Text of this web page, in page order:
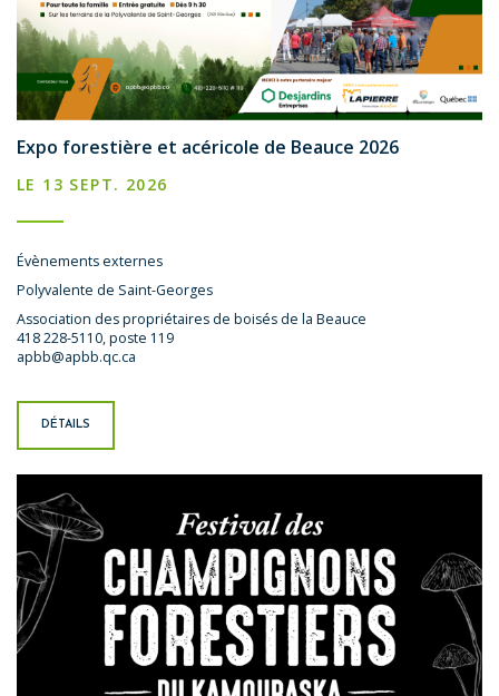
Expo forestière et acéricole de Beauce 2026
LE 13 SEPT. 2026
Évènements externes
Polyvalente de Saint-Georges
Association des propriétaires de boisés de la Beauce
418 228-5110, poste 119
apbb@apbb.qc.ca
DÉTAILS